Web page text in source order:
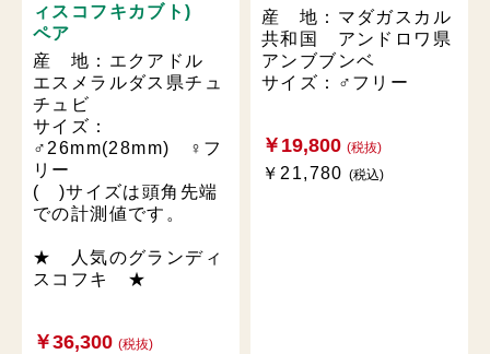
ィスコフキカブト)
ペア
産 地：エクアドル
エスメラルダス県チュ
チュビ
サイズ：
♂26mm(28mm) ♀フ
リー
( )サイズは頭角先端
での計測値です。
★ 人気のグランディ
スコフキ ★
￥36,300 (税抜)
産 地：マダガスカル
共和国 アンドロワ県
アンブブンベ
サイズ：♂フリー
￥19,800 (税抜)
￥21,780(税込)